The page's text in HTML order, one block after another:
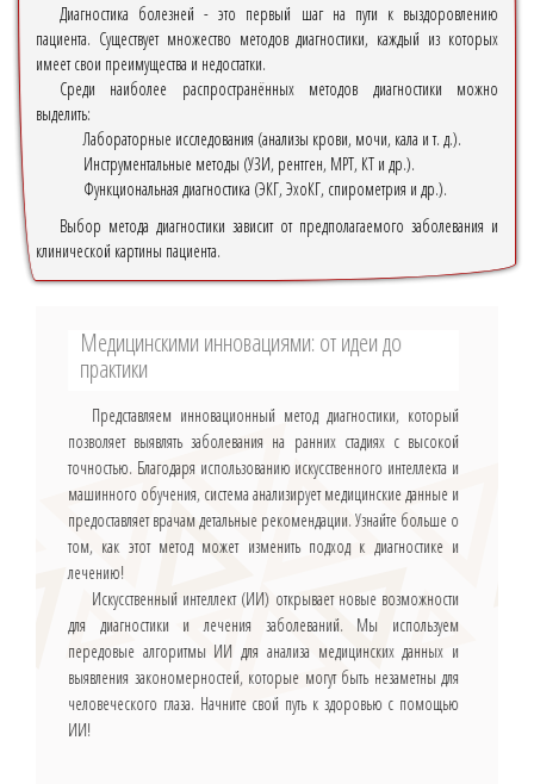
Диагностика болезней - это первый шаг на пути к выздоровлению
пациента. Существует множество методов диагностики, каждый из которых
имеет свои преимущества и недостатки.
Среди наиболее распространённых методов диагностики можно
выделить:
Лабораторные исследования (анализы крови, мочи, кала и т. д.).
Инструментальные методы (УЗИ, рентген, МРТ, КТ и др.).
Функциональная диагностика (ЭКГ, ЭхоКГ, спирометрия и др.).
Выбор метода диагностики зависит от предполагаемого заболевания и
клинической картины пациента.
Медицинскими инновациями: от идеи до
практики
Представляем инновационный метод диагностики, который
позволяет выявлять заболевания на ранних стадиях с высокой
точностью. Благодаря использованию искусственного интеллекта и
машинного обучения, система анализирует медицинские данные и
предоставляет врачам детальные рекомендации. Узнайте больше о
том, как этот метод может изменить подход к диагностике и
лечению!
Искусственный интеллект (ИИ) открывает новые возможности
для диагностики и лечения заболеваний. Мы используем
передовые алгоритмы ИИ для анализа медицинских данных и
выявления закономерностей, которые могут быть незаметны для
человеческого глаза. Начните свой путь к здоровью с помощью
ИИ!